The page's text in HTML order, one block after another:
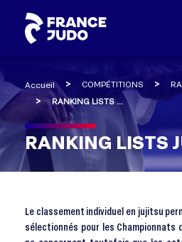
Accueil COMPÉTITIONS
RANKING LISTS
Le classement individuel en jujitsu
sélectionnés pour les Championnats